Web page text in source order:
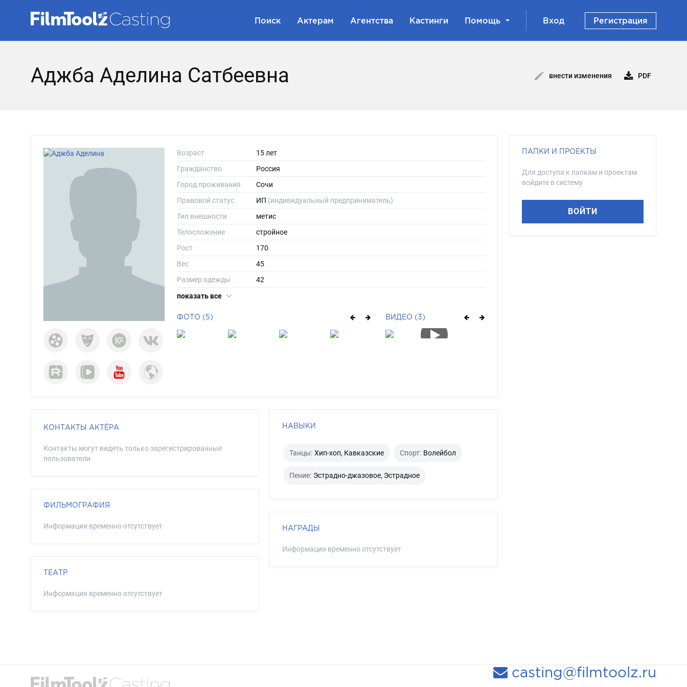
Поиск Актерам Агентства Кастинги Помощь Вход Регистрация
Аджба Аделина Сатбеевна внести изменения PDF
Возраст
15 лет
Гражданство
Россия
Город проживания
Сочи
Правовой статус
ИП (индивидуальный предприниматель)
Тип внешности
метис
Телосложение
стройное
Рост
170
Вес
45
Размер одежды
42
Размер обуви
показать все
ФОТО (5) ВИДЕО (3)
КОНТАКТЫ АКТЁРА
Контакты могут видеть только зарегистрированные
пользователи
ФИЛЬМОГРАФИЯ
Информация временно отсутствует
ТЕАТР
Информация временно отсутствует
НАВЫКИ
Танцы: Хип-хоп, Кавказские Спорт: Волейбол
Пение: Эстрадно-джазовое, Эстрадное
НАГРАДЫ
Информация временно отсутствует
ПАПКИ И ПРОЕКТЫ
Для доступа к папкам и проектам
войдите в систему
ВОЙТИ
casting@filmtoolz.ru